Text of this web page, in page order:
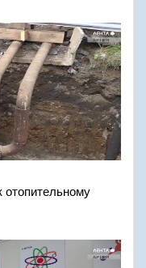
отопительному